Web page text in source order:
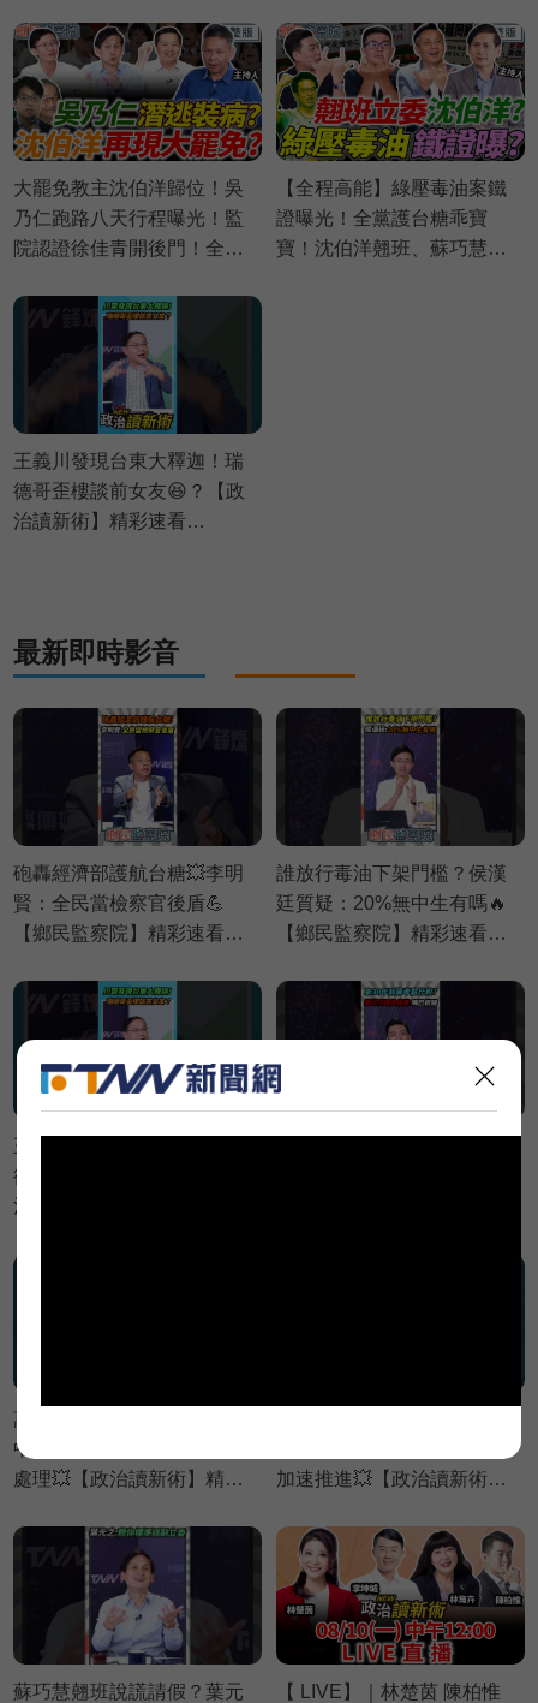
新術】必看爆點⚡20260803
絲嗜血出征｜Grace 王瑞德
王義川 黃瓊慧【政治讀新
術】完整版20260806
大罷免教主沈伯洋歸位！吳
乃仁跑路八天行程曝光！監
院認證徐佳青開後門！全黨
｜謝寒冰 葉元之 羅旺哲 侯漢
廷【鄉民監察院】完整版
【全程高能】綠壓毒油案鐵
證曝光！全黨護台糖乖寶
寶！沈伯洋翹班、蘇巧慧不
王義川發現台東大釋迦！瑞
德哥歪樓談前女友😆？【政
治讀新術】精彩速看
最新即時影音
砲轟經濟部護航台糖💥李明
賢：全民當檢察官後盾💪
【鄉民監察院】精彩速看
誰放行毒油下架門檻？侯漢
廷質疑：20%無中生有嗎🔥
【鄉民監察院】精彩速看
王義川發現台東大釋迦！瑞
德哥歪樓談前女友😆？【政
治讀新術】精彩速看
萬美玲家族建案違法神隱
中？黃瓊慧批：建商想低調
處理💥【政治讀新術】精彩
加速推進💥【政治讀新術】
蘇巧慧翹班說謊請假？葉元
【 LIVE】｜林楚茵 陳柏惟